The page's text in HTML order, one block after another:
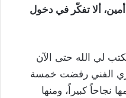
ألا تفكّر في دخول
لي الله حتى الآن
الفني رفضت خمسة
كبيراً، ومنها